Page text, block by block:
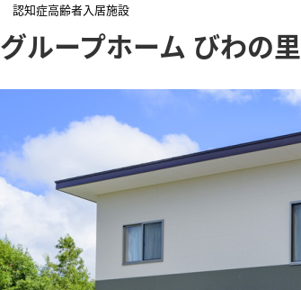
認知症高齢者入居施設
グループホーム びわの里